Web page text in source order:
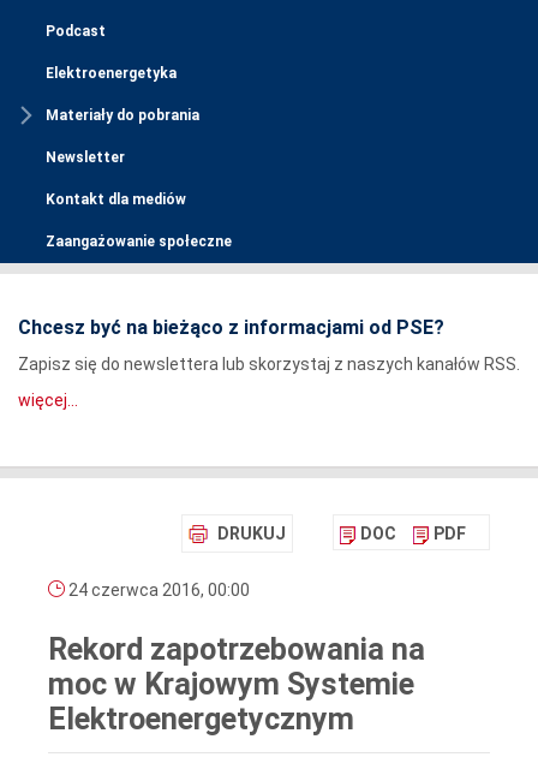
Podcast
Elektroenergetyka
Materiały do pobrania
Newsletter
Kontakt dla mediów
Zaangażowanie społeczne
Chcesz być na bieżąco z informacjami od PSE?
Zapisz się do newslettera lub skorzystaj z naszych kanałów RSS.
więcej...
DRUKUJ DOC PDF
24 czerwca 2016, 00:00
Rekord zapotrzebowania na
moc w Krajowym Systemie
Elektroenergetycznym